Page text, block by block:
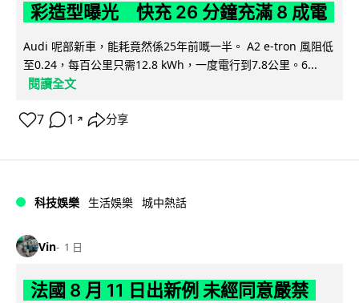
彩造型曝光 快充 26 分鐘充滿 8 成電
Audi 呢部新車，能耗竟然係25年前嘅一半。 A2 e-tron 風阻低
至0.24，每百公里只需12.8 kWh，一度電行到7.8公里。6...
閱讀全文
7 1 ↗ 分享
科技娛樂 生活娛樂 城中熱話
Vin 1 日
法國 8 月 11 日出新例 未經同意嚴禁